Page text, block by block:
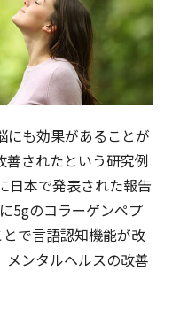
にも効果があることが
善されたという研究例
日本で発表された報告
5gのコラーゲンペプ
で言語認知機能が改
メンタルヘルスの改善